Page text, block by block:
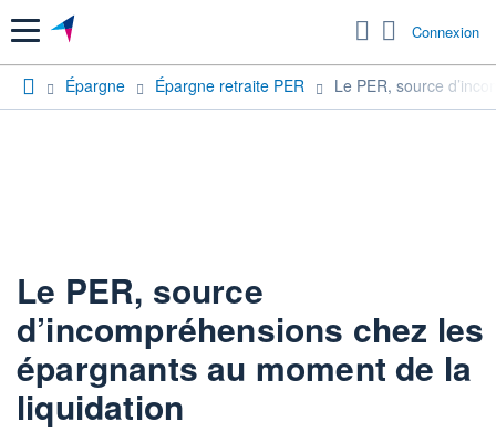
Menu Connexion
Épargne Épargne retraite PER Le PER, source
Le PER, source
d’incompréhensions chez les
épargnants au moment de la
liquidation